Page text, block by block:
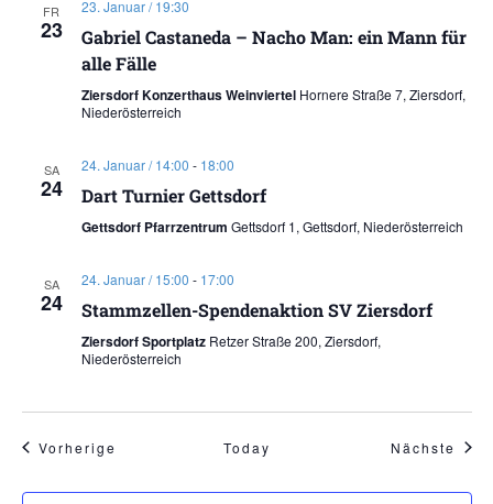
FR
23
23. Januar / 19:30
Gabriel Castaneda – Nacho Man: ein Mann für
alle Fälle
Ziersdorf Konzerthaus Weinviertel Hornere Straße 7, Ziersdorf,
Niederösterreich
SA
24
24. Januar / 14:00 - 18:00
Dart Turnier Gettsdorf
Gettsdorf Pfarrzentrum Gettsdorf 1, Gettsdorf, Niederösterreich
SA
24
24. Januar / 15:00 - 17:00
Stammzellen-Spendenaktion SV Ziersdorf
Ziersdorf Sportplatz Retzer Straße 200, Ziersdorf,
Niederösterreich
Vorherige VeranstaltungenToday Nächste